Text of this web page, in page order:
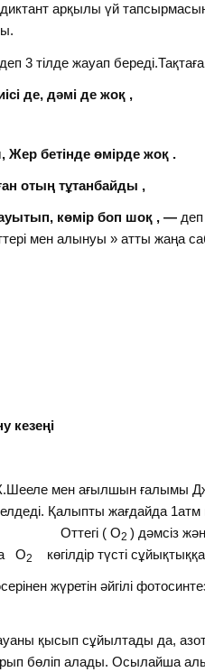
арқылы үй
3 тілде жауап
де, дәмі де жоқ ,
өмірде жоқ .
,
боп шоқ , —
мен алынуы » атты жаңа
мен ағылшын ғалымы
Қалыпты жағдайда
Оттегі ( О2) дәмсіз
О2 көгілдір түсті
жүретін әйгілі
ауаны қысып сұйылтады да,
бөліп алады. Осылайша